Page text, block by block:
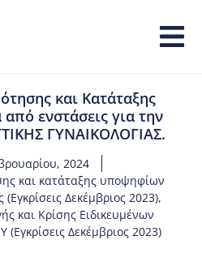
και Κατάταξης
ενστάσεις για την
ΓΥΝΑΙΚΟΛΟΓΙΑΣ.
2024
και κατάταξης υποψηφίων
Δεκέμβριος 2023),
και Κρίσης Ειδικευμένων
Δεκέμβριος 2023)